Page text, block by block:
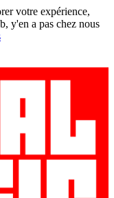
votre expérience,
y'en a pas chez nous